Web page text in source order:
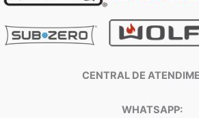
CENTRAL DE
WHATSAPP: